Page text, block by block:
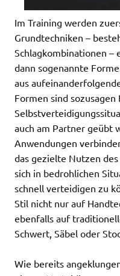
Im Training werden
Grundtechniken –
Schlagkombinationen ­–
dann sogenannte
aus
Formen sind
auch am Partner geübt
Anwendungen
das gezielte Nutzen
sich in bedrohlichen
schnell verteidigen zu
Stil nicht nur auf
ebenfalls auf
Schwert, Säbel oder
Wie bereits